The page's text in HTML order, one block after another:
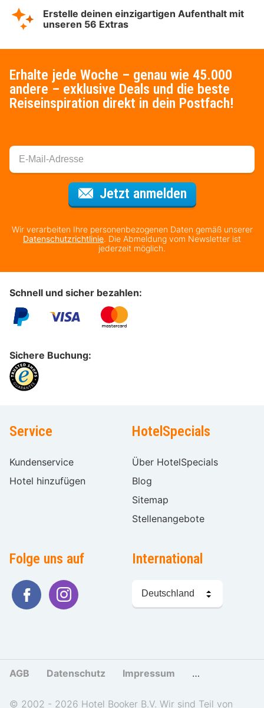
Erstelle deinen einzigartigen Aufenthalt mit
unseren 56 Extras
Erhalte jede Woche – genau wie 45.000
andere – exklusive Deals und die beste
Reiseinspiration direkt in dein Postfach!
Jetzt anmeldenFür den
Wir verarbeiten Ihre personenbezogenen Daten gemäß unserer
Datenschutzrichtlinie. Die Abmeldung vom Newsletter ist
jederzeit möglich.
Schnell und sicher bezahlen:
Sichere Buchung:
Service
Kundenservice
Hotel hinzufügen
HotelSpecials
Über HotelSpecials
Blog
Sitemap
Stellenangebote
Folge uns auf International
wählen
AGB Datenschutz Impressum Cookies und
© 2002 - 2026 Hotel Booker B.V. Wir sind Teil von